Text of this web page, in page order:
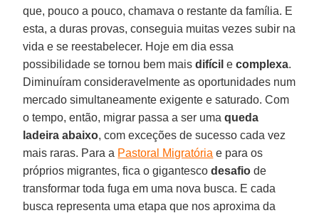
que, pouco a pouco, chamava o restante da família. E
esta, a duras provas, conseguia muitas vezes subir na
vida e se reestabelecer. Hoje em dia essa
possibilidade se tornou bem maisdifícil ecomplexa.
Diminuíram consideravelmente as oportunidades num
mercado simultaneamente exigente e saturado. Com
o tempo, então, migrar passa a ser umaqueda
ladeira abaixo, com exceções de sucesso cada vez
mais raras. Para a Pastoral Migratória e para os
próprios migrantes, fica o gigantescodesafio de
transformar toda fuga em uma nova busca. E cada
busca representa uma etapa que nos aproxima da